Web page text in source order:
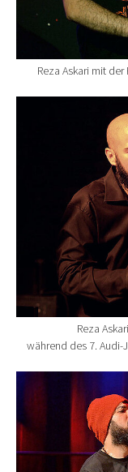
Reza Askari mit
Reza
während des 7. Audi-
Show larger